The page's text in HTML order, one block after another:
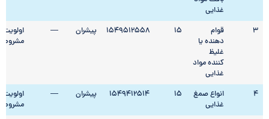
غذایی
3
قوام
دهنده یا
غلیظ
کننده مواد
غذایی
15
1549512558 پیشران —
اولویت
مشروط
4
انواع صمغ
غذایی
15
1549412514 پیشران —
اولویت
مشروط